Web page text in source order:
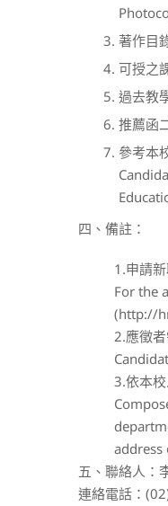
著作目
可授之
過去教
推薦函
參考本
四、備註：
1.申請
For the
(http://
2.應徵
3.依本
address
五、聯絡人：
連絡電話：